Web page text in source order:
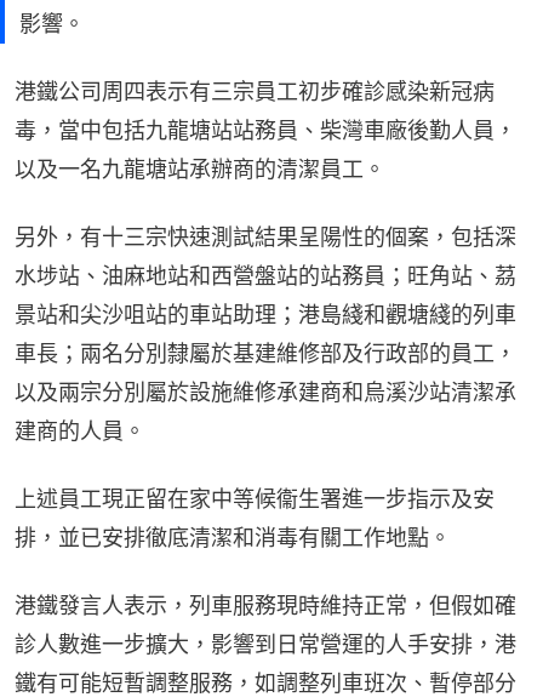
影響。
港鐵公司周四表示有三宗員工初步確診感染新冠病
毒，當中包括九龍塘站站務員、柴灣車廠後勤人員，
以及一名九龍塘站承辦商的清潔員工。
另外，有十三宗快速測試結果呈陽性的個案，包括深
水埗站、油麻地站和西營盤站的站務員；旺角站、茘
景站和尖沙咀站的車站助理；港島綫和觀塘綫的列車
車長；兩名分別隸屬於基建維修部及行政部的員工，
以及兩宗分別屬於設施維修承建商和烏溪沙站清潔承
建商的人員。
上述員工現正留在家中等候衞生署進一步指示及安
排，並已安排徹底清潔和消毒有關工作地點。
港鐵發言人表示，列車服務現時維持正常，但假如確
診人數進一步擴大，影響到日常營運的人手安排，港
鐵有可能短暫調整服務，如調整列車班次、暫停部分